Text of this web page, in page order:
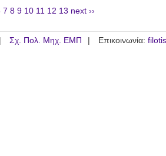
7 8 9 10 11 12 13 next ››
Σχ. Πολ. Μηχ. ΕΜΠ Επικοινωνία: